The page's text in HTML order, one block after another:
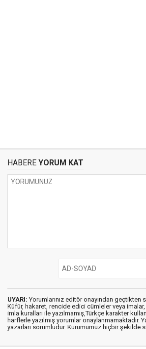
HABERE YORUM KAT
UYARI: Yorumlarınız editör onayından geçtikten
Küfür, hakaret, rencide edici cümleler veya imalar,
imla kuralları ile yazılmamış,Türkçe karakter
harflerle yazılmış yorumlar onaylanmamaktadır.
yazarları sorumludur. Kurumumuz hiçbir şekilde